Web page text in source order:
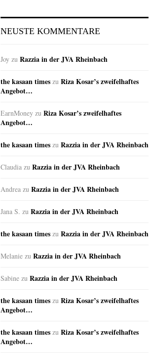
NEUSTE KOMMENTARE
Joy zu Razzia in der JVA Rheinbach
the kasaan times zu Riza Kosar’s zweifelhaftes
Angebot…
EarnMoney zu Riza Kosar’s zweifelhaftes
Angebot…
the kasaan times zu Razzia in der JVA Rheinbach
Claudia zu Razzia in der JVA Rheinbach
Andrea zu Razzia in der JVA Rheinbach
Jana S. zu Razzia in der JVA Rheinbach
the kasaan times zu Razzia in der JVA Rheinbach
Melanie zu Razzia in der JVA Rheinbach
Sabine zu Razzia in der JVA Rheinbach
the kasaan times zu Riza Kosar’s zweifelhaftes
Angebot…
the kasaan times zu Riza Kosar’s zweifelhaftes
Angebot…